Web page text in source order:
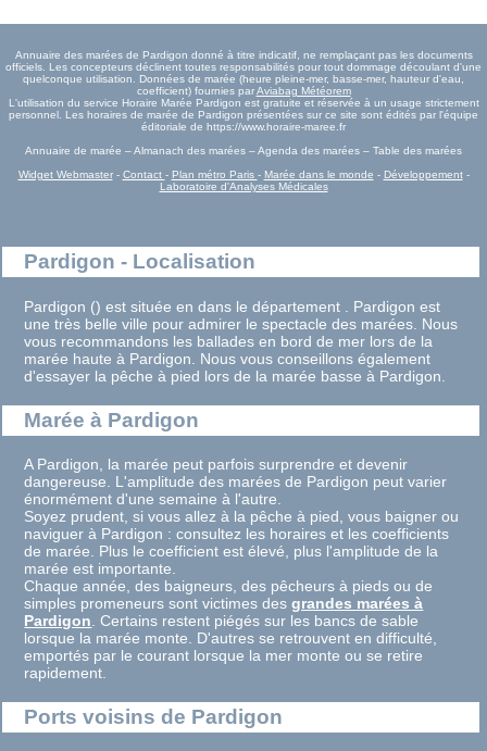
Annuaire des marées de Pardigon donné à titre indicatif, ne remplaçant pas les documents
officiels. Les concepteurs déclinent toutes responsabilités pour tout dommage découlant d'une
quelconque utilisation. Données de marée (heure pleine-mer, basse-mer, hauteur d'eau,
coefficient) fournies parAviabag Météorem
L'utilisation du service Horaire Marée Pardigon est gratuite et réservée à un usage strictement
personnel. Les horaires de marée de Pardigon présentées sur ce site sont édités par l'équipe
éditoriale de https://www.horaire-maree.fr
Annuaire de marée – Almanach des marées – Agenda des marées – Table des marées
Widget Webmaster- Contact - Plan métro Paris - Marée dans le monde - Développement-
Laboratoire d'Analyses Médicales
Pardigon - Localisation
Pardigon () est située en dans le département . Pardigon est
une très belle ville pour admirer le spectacle des marées. Nous
vous recommandons les ballades en bord de mer lors de la
marée haute à Pardigon. Nous vous conseillons également
d'essayer la pêche à pied lors de la marée basse à Pardigon.
Marée à Pardigon
A Pardigon, la marée peut parfois surprendre et devenir
dangereuse. L'amplitude des marées de Pardigon peut varier
énormément d'une semaine à l'autre.
Soyez prudent, si vous allez à la pêche à pied, vous baigner ou
naviguer à Pardigon : consultez les horaires et les coefficients
de marée. Plus le coefficient est élevé, plus l'amplitude de la
marée est importante.
Chaque année, des baigneurs, des pêcheurs à pieds ou de
simples promeneurs sont victimes desgrandes marées à
Pardigon. Certains restent piégés sur les bancs de sable
lorsque la marée monte. D'autres se retrouvent en difficulté,
emportés par le courant lorsque la mer monte ou se retire
rapidement.
Ports voisins de Pardigon